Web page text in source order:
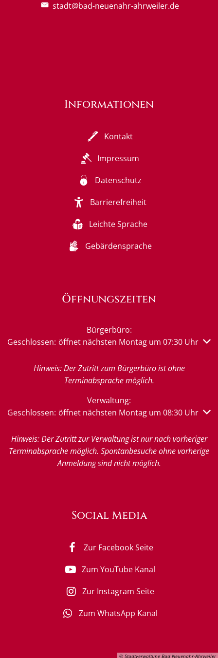
stadt@bad-neuenahr-ahrweiler.de
© Stadtverwaltung Bad Neuenahr-Ahrweiler
Informationen
Kontakt
Impressum
Datenschutz
Barrierefreiheit
Leichte Sprache
Gebärdensprache
Öffnungszeiten
Bürgerbüro:
Klicken, um weitere Öffnungs- oder Schließzeiten
Geschlossen: öffnet nächsten Montag um 07:30 Uhr
Hinweis: Der Zutritt zum Bürgerbüro ist ohne
Terminabsprache möglich.
Verwaltung:
Klicken, um weitere Öffnungs- oder Schließzeiten
Geschlossen: öffnet nächsten Montag um 08:30 Uhr
Hinweis: Der Zutritt zur Verwaltung ist nur nach vorheriger
Terminabsprache möglich. Spontanbesuche ohne vorherige
Anmeldung sind nicht möglich.
Social Media
Zur Facebook Seite
Zum YouTube Kanal
Zur Instagram Seite
Zum WhatsApp Kanal